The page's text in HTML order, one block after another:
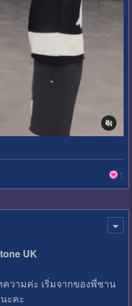
1
UK
วามค่ะ เริ่มจากของพี่ชาน
ะคะ